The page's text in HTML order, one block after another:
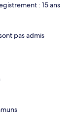
: 15 ans
pas admis